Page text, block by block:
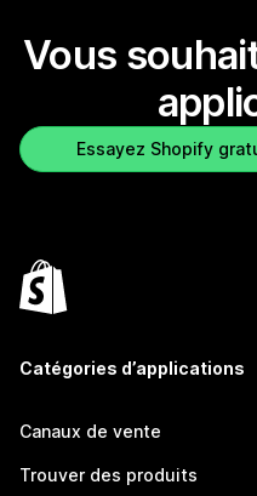
Vous
Essayez Shopify
Catégories d’applications
Canaux de vente
Trouver des produits